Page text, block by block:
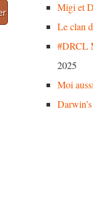
Migi et
Le clan
#DRCL
2025
Moi